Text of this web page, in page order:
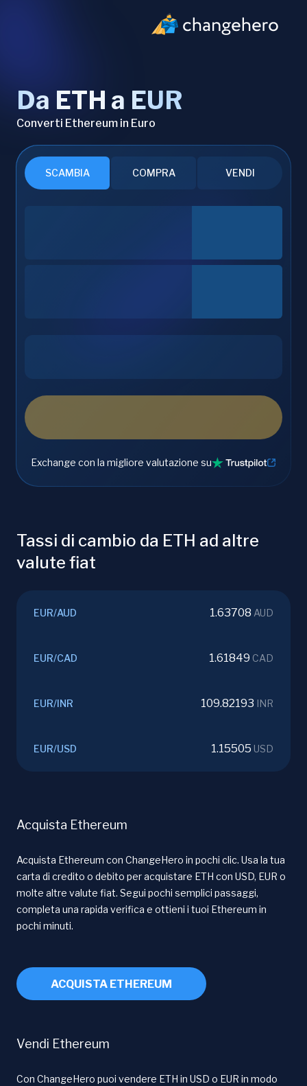
Da ETH a EUR
Converti Ethereum in Euro
SCAMBIA COMPRA VENDI
Exchange con la migliore valutazione su
Tassi di cambio da ETH ad altre
valute fiat
EUR/AUD 1.63708 AUD
EUR/CAD 1.61849 CAD
EUR/INR 109.82193 INR
EUR/USD 1.15505 USD
Acquista Ethereum
Acquista Ethereum con ChangeHero in pochi clic. Usa la tua
carta di credito o debito per acquistare ETH con USD, EUR o
molte altre valute fiat. Segui pochi semplici passaggi,
completa una rapida verifica e ottieni i tuoi Ethereum in
pochi minuti.
ACQUISTA ETHEREUM
Vendi Ethereum
Con ChangeHero puoi vendere ETH in USD o EUR in modo